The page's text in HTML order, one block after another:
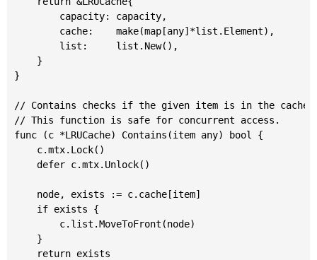
}
// Contains checks if the given item is in the cache.
// This function is safe for concurrent access.
func (c *LRUCache) Contains(item any) bool {